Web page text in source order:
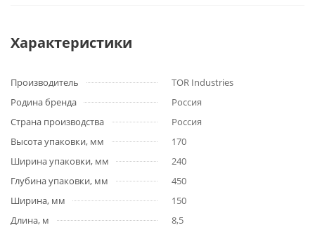
Характеристики
Производитель
TOR Industries
Родина бренда
Россия
Страна производства
Россия
Высота упаковки, мм
170
Ширина упаковки, мм
240
Глубина упаковки, мм
450
Ширина, мм
150
Длина, м
8,5